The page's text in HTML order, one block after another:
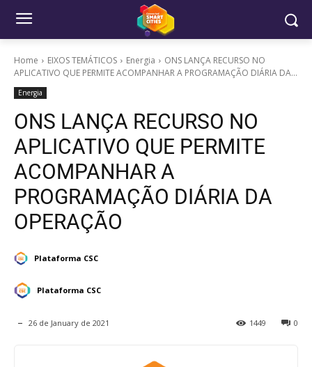
Home EIXOS TEMÁTICOS Energia
ONS LANÇA RECURSO NO
APLICATIVO QUE PERMITE ACOMPANHAR A PROGRAMAÇÃO DIÁRIA DA...
Energia
ONS LANÇA RECURSO NO
APLICATIVO QUE PERMITE
ACOMPANHAR A
PROGRAMAÇÃO DIÁRIA DA
OPERAÇÃO
Plataforma CSC
Plataforma CSC
26 de January de 2021 0
1449